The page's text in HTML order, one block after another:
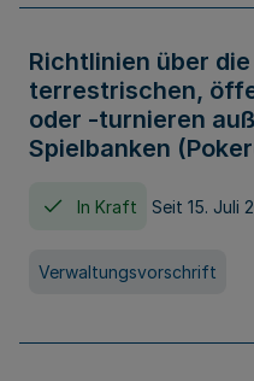
Richtlinien über
terrestrischen,
oder -turnieren
Spielbanken
In Kraft Seit 15. Juli
Verwaltungsvorschrift